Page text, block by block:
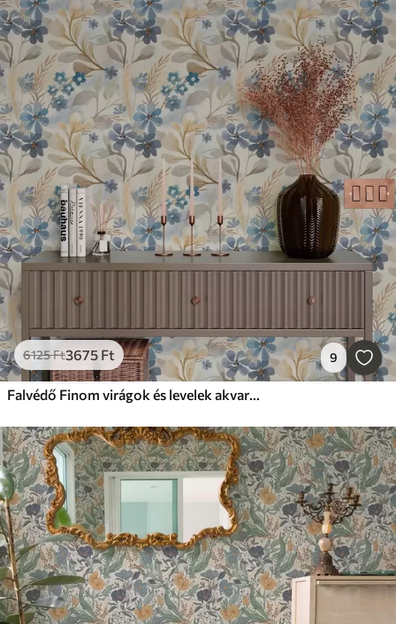
6125Ft3675 Ft 9
Falvédő Finom virágok és levelek akvarell stílusban